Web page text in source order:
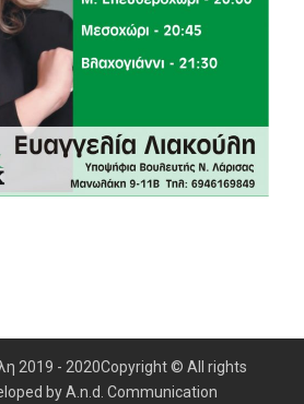
2019 - 2020Copyright © All rights
by A.n.d. Communication